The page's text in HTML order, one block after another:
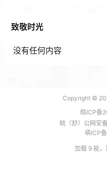
致敬时光
没有任何内容
Copyright ©
皖ICP备
皖（舒）公网安
萌ICP
加载 9 能